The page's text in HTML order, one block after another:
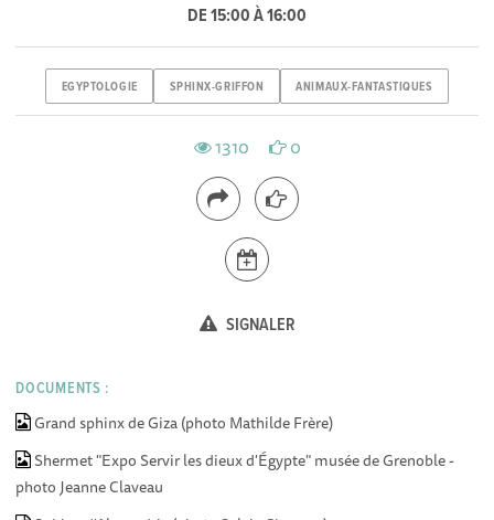
DE 15:00 À 16:00
EGYPTOLOGIE SPHINX-GRIFFON ANIMAUX-FANTASTIQUES
1310 0
SIGNALER
DOCUMENTS :
Grand sphinx de Giza (photo Mathilde Frère)
Shermet "Expo Servir les dieux d'Égypte" musée de Grenoble -
photo Jeanne Claveau